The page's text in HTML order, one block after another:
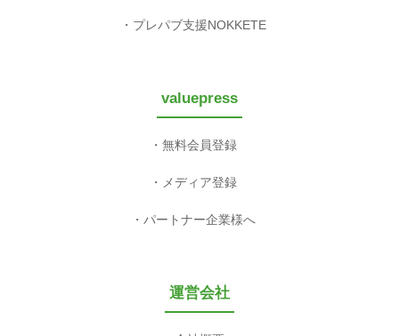
プレパブ支援NOKKETE
valuepress
無料会員登録
メディア登録
パートナー企業様へ
運営会社